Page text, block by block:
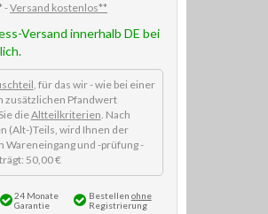
-Versand kostenlos**
Versand innerhalb DE bei
, für das wir - wie bei einer
zusätzlichen Pfandwert
dieAltteilkriterien. Nach
(Alt-)Teils, wird Ihnen der
Wareneingang und -prüfung -
50,00 €
24 Monate
Garantie
Bestellen ohne
Registrierung